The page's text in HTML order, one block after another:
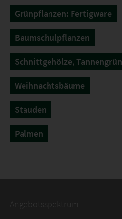
Grünpflanzen: Fertigware
Baumschulpflanzen
Schnittgehölze, Tannengrün
Weihnachtsbäume
Stauden
Palmen
Angebotsspektrum